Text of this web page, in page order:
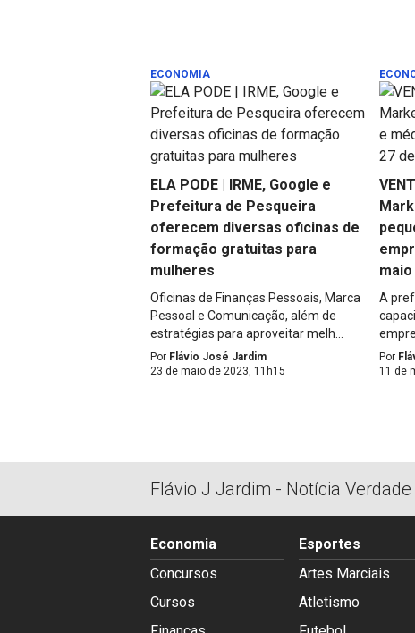
ECONOMIA
ELA PODE | IRME, Google e
Prefeitura de Pesqueira
oferecem diversas oficinas de
formação gratuitas para
mulheres
Oficinas de Finanças Pessoais, Marca
Pessoal e Comunicação, além de
estratégias para aproveitar melh...
Por Flávio José Jardim
23 de maio de 2023, 11h15
maio
A
Por
11 de
Flávio J Jardim - Notícia Verdade
Economia
Concursos
Cursos
Esportes
Artes Marciais
Atletismo